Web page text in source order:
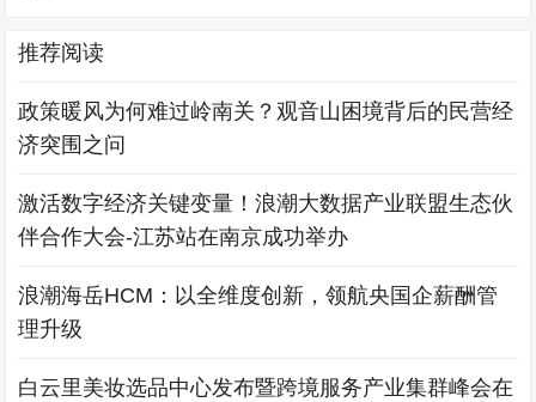
推荐阅读
政策暖风为何难过岭南关？观音山困境背后的民营经
济突围之问
激活数字经济关键变量！浪潮大数据产业联盟生态伙
伴合作大会-江苏站在南京成功举办
浪潮海岳HCM：以全维度创新，领航央国企薪酬管
理升级
白云里美妆选品中心发布暨跨境服务产业集群峰会在